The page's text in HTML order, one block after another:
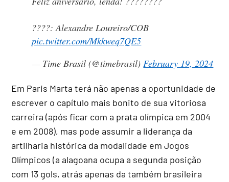
????: Alexandre Loureiro/COB
pic.twitter.com/Mkkweq7QE5
— Time Brasil (@timebrasil) February 19, 2024
Em Paris Marta terá não apenas a oportunidade de
escrever o capítulo mais bonito de sua vitoriosa
carreira (após ficar com a prata olímpica em 2004
e em 2008), mas pode assumir a liderança da
artilharia histórica da modalidade em Jogos
Olímpicos (a alagoana ocupa a segunda posição
com 13 gols, atrás apenas da também brasileira